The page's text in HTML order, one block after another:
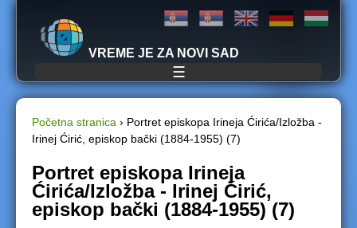
Jump to navigation
VREME JE ZA NOVI SAD
☰
Y
o
u
Početna stranica › Portret episkopa Irineja Ćirića/Izložba -
Irinej Ćirić, episkop bački (1884-1955) (7)
Portret episkopa Irineja
Ćirića/Izložba - Irinej Ćirić,
episkop bački (1884-1955) (7)